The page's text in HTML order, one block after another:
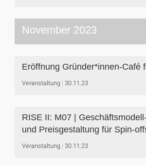
November 2023
Eröffnung Gründer*innen-Café
Veranstaltung 30.11.23
RISE II: M07 |
und Preisgestaltung für Spin-
Veranstaltung 30.11.23